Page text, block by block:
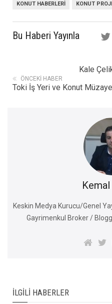
KONUT HABERLERI KONUT
Bu Haberi Yayınla
Kale
ÖNCEKI HABER
Toki İş Yeri ve Konut
Keskin Medya Kurucu/Genel
Gayrimenkul Broker /
İLGILI HABERLER